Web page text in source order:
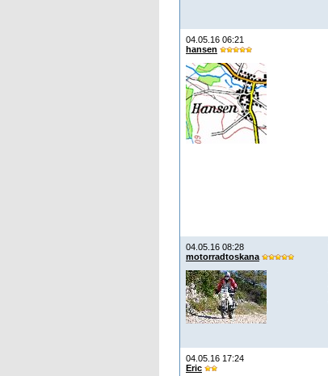
04.05.16 06:21
hansen
04.05.16 08:28
motorradtoskana
04.05.16 17:24
Eric